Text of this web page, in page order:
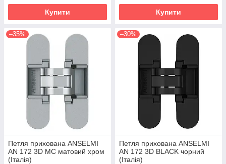
Купити Купити
–35%
Петля прихована ANSELMI
AN 172 3D MC матовий хром
(Італія)
–30%
Петля прихована ANSELMI
AN 172 3D BLACK чорний
(Італія)